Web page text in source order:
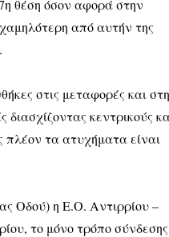
θέση όσον αφορά στην
από αυτήν της
στις μεταφορές και
κεντρικούς
πλέον τα ατυχήματα είναι
Οδού) η Ε.Ο. Αντιρρίου –
το μόνο τρόπο σύνδεσης